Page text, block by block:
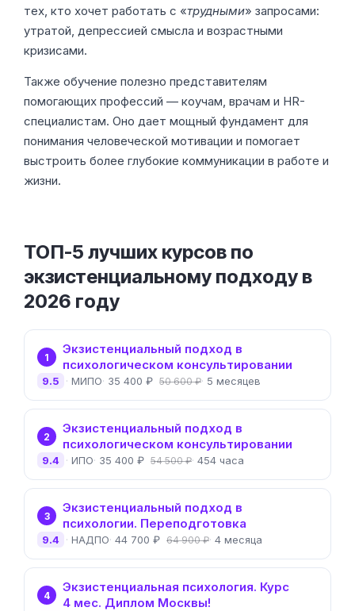
тех, кто хочет работать с «трудными» запросами:
утратой, депрессией смысла и возрастными
кризисами.
Также обучение полезно представителям
помогающих профессий — коучам, врачам и HR-
специалистам. Оно дает мощный фундамент для
понимания человеческой мотивации и помогает
выстроить более глубокие коммуникации в работе и
жизни.
ТОП-5 лучших курсов по
экзистенциальному подходу в
2026 году
1
Экзистенциальный подход в
психологическом консультировании
МИПО 35 400 ₽ 50 600 ₽ 5 месяцев
9.5
2
Экзистенциальный подход в
психологическом консультировании
ИПО 35 400 ₽ 54 500 ₽ 454 часа
9.4
3
Экзистенциальный подход в
психологии. Переподготовка
НАДПО 44 700 ₽ 64 900 ₽ 4 месяца
9.4
4
Экзистенциальная психология. Курс
4 мес. Диплом Москвы!